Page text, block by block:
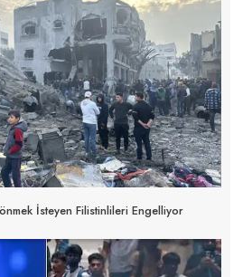
İsteyen Filistinlileri Engelliyor